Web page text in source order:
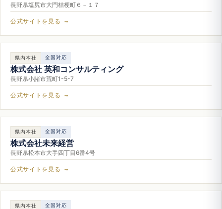
長野県塩尻市大門桔梗町６－１７
公式サイトを見る →
県内本社 全国対応
株式会社 英和コンサルティング
長野県小諸市荒町1-5-7
公式サイトを見る →
県内本社 全国対応
株式会社未来経営
長野県松本市大手四丁目6番4号
公式サイトを見る →
県内本社 全国対応